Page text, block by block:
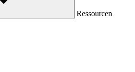
Ressourcen